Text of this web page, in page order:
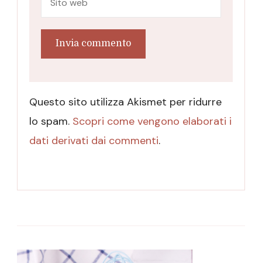
Questo sito utilizza Akismet per ridurre
lo spam. Scopri come vengono elaborati i
dati derivati dai commenti.